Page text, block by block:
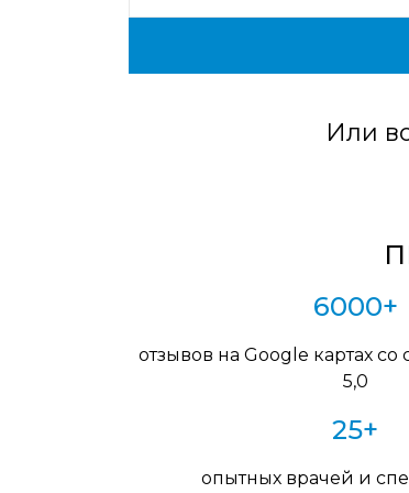
Или
6000+
отзывов на Google картах
5,0
25+
опытных врачей и